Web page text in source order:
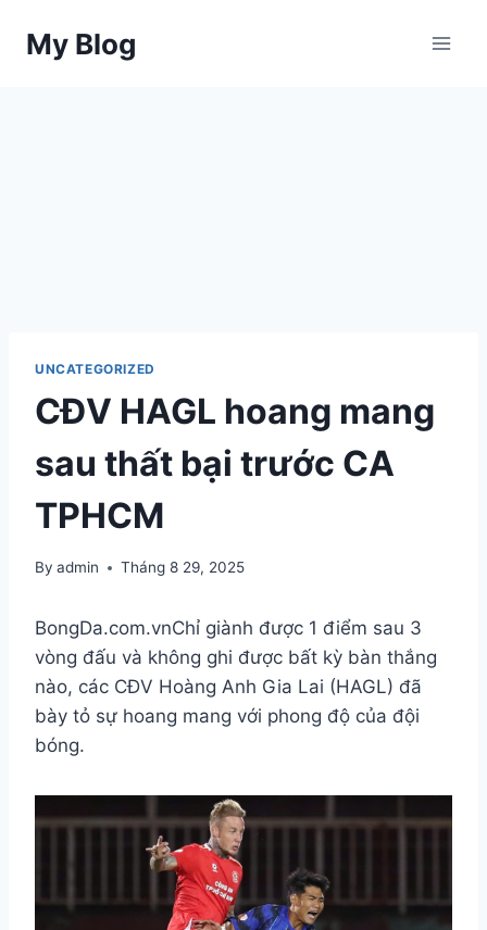
My Blog
UNCATEGORIZED
CĐV HAGL hoang mang
sau thất bại trước CA
TPHCM
By admin Tháng 8 29, 2025
BongDa.com.vnChỉ giành được 1 điểm sau 3
vòng đấu và không ghi được bất kỳ bàn thắng
nào, các CĐV Hoàng Anh Gia Lai (HAGL) đã
bày tỏ sự hoang mang với phong độ của đội
bóng.